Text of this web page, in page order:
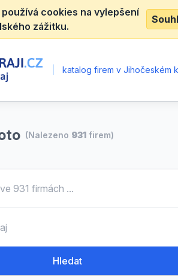
cookies na vylepšení
zážitku.
katalog firem v Jihočeském
(Nalezeno 931 firem)
Hledat